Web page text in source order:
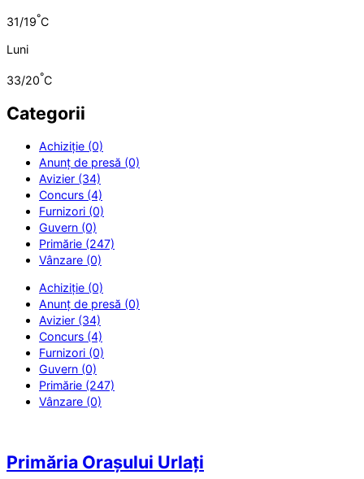
31/19°C
Luni
33/20°C
Categorii
Achiziție (0)
Anunț de presă (0)
Avizier (34)
Concurs (4)
Furnizori (0)
Guvern (0)
Primărie (247)
Vânzare (0)
Achiziție (0)
Anunț de presă (0)
Avizier (34)
Concurs (4)
Furnizori (0)
Guvern (0)
Primărie (247)
Vânzare (0)
Primăria Orașului Urlați